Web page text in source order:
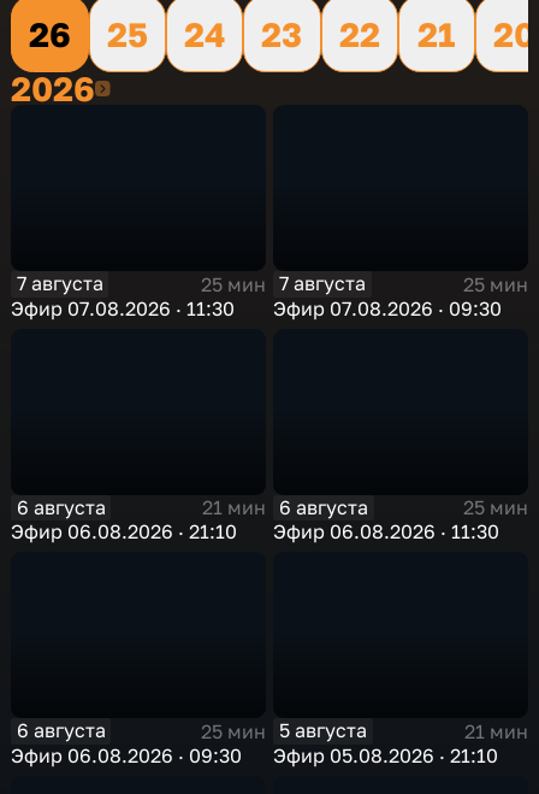
26
25 24 23 22 21
20
20262026
7 августа
25 мин
Эфир 07.08.2026 · 11:30
7 августа
25 мин
Эфир 07.08.2026 · 09:30
6 августа
21 мин
Эфир 06.08.2026 · 21:10
6 августа
25 мин
Эфир 06.08.2026 · 11:30
6 августа
25 мин
Эфир 06.08.2026 · 09:30
5 августа
21 мин
Эфир 05.08.2026 · 21:10